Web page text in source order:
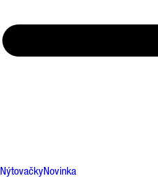
NýtovačkyNovinka